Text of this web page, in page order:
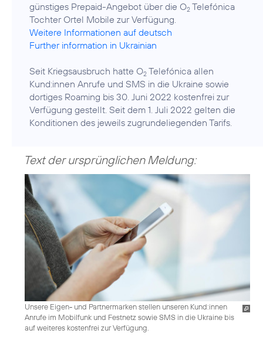
günstiges Prepaid-Angebot über die O2 Telefónica
Weitere Informationen auf deutsch
Further information in Ukrainian
Seit Kriegsausbruch hatte O2 Telefónica allen
Kund:innen Anrufe und SMS in die Ukraine sowie
dortiges Roaming bis 30. Juni 2022 kostenfrei zur
Verfügung gestellt. Seit dem 1. Juli 2022 gelten die
Konditionen des jeweils zugrundeliegenden Tarifs.
Text der ursprünglichen Meldung:
Unsere Eigen- und Partnermarken stellen unseren Kund:innen
Anrufe im Mobilfunk und Festnetz sowie SMS in die Ukraine bis
auf weiteres kostenfrei zur Verfügung.